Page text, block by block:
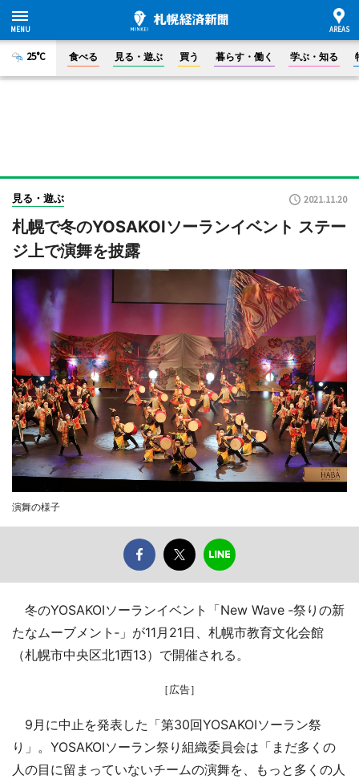
25°C 食べる 見る・遊ぶ 買う 暮らす・働く 学ぶ・知る
見る・遊ぶ 2021.11.20
札幌で冬のYOSAKOIソーランイベント ステー
ジ上で演舞を披露
演舞の様子
冬のYOSAKOIソーランイベント「New Wave ‐祭りの新
たなムーブメント‐」が11月21日、札幌市教育文化会館
（札幌市中央区北1西13）で開催される。
［広告］
9月に中止を発表した「第30回YOSAKOIソーラン祭
り」。YOSAKOIソーラン祭り組織委員会は「まだ多くの
人の目に留まっていないチームの演舞を、もっと多くの人